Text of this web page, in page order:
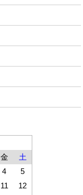
金
土
4
5
11
12